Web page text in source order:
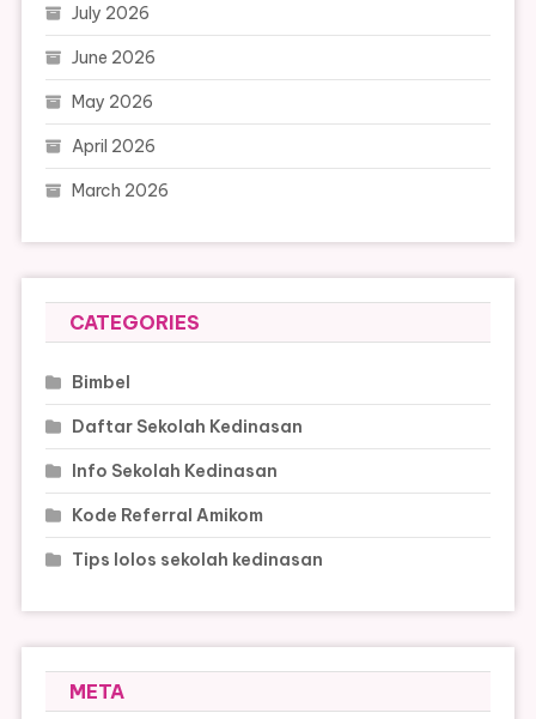
July 2026
June 2026
May 2026
April 2026
March 2026
CATEGORIES
Bimbel
Daftar Sekolah Kedinasan
Info Sekolah Kedinasan
Kode Referral Amikom
Tips lolos sekolah kedinasan
META